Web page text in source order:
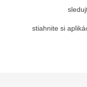
stiahnite si